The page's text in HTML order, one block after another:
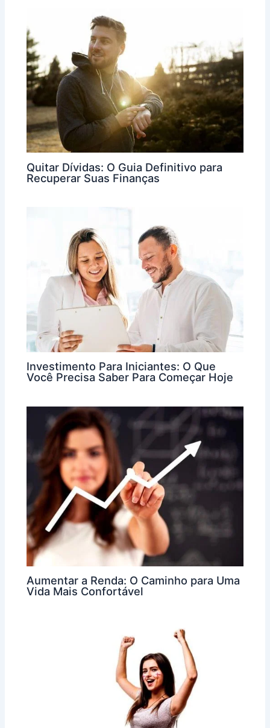
Quitar Dívidas: O Guia Definitivo para
Recuperar Suas Finanças
Investimento Para Iniciantes: O Que
Você Precisa Saber Para Começar Hoje
Aumentar a Renda: O Caminho para Uma
Vida Mais Confortável